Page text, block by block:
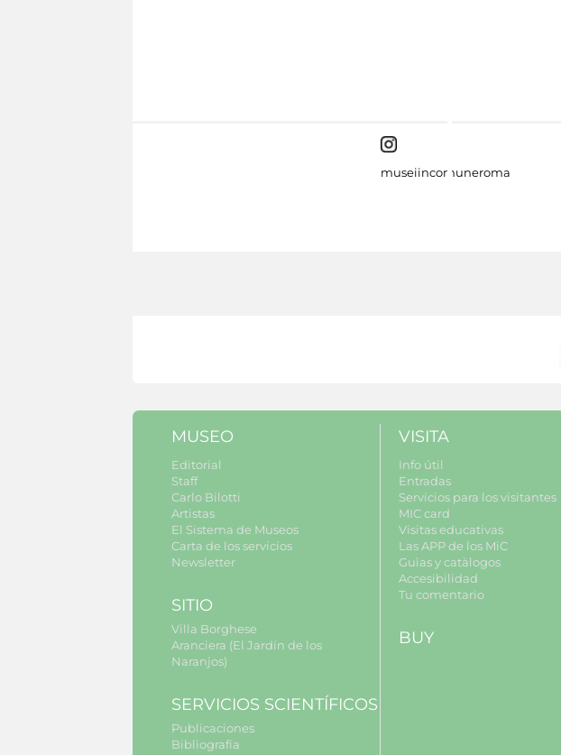
museiincomuneroma
MUSEO
Editorial
Staff
Carlo Bilotti
Artistas
El Sistema de Museos
Carta de los servicios
Newsletter
SITIO
Villa Borghese
Aranciera (El Jardín de los
Naranjos)
SERVICIOS SCIENTÍFICOS
Publicaciones
Bibliografía
VISITA
Info útil
Entradas
Servicios para los visitantes
MIC card
Visitas educativas
Las APP de los MiC
Guìas y catàlogos
Accesibilidad
Tu comentario
BUY